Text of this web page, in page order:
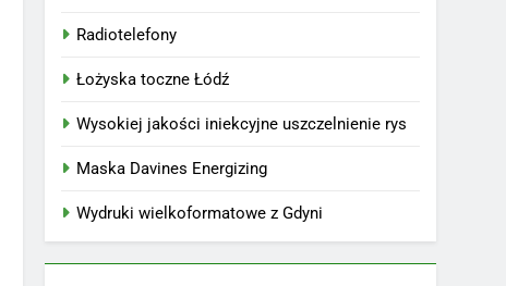
Radiotelefony
Łożyska toczne Łódź
Wysokiej jakości iniekcyjne uszczelnienie rys
Maska Davines Energizing
Wydruki wielkoformatowe z Gdyni